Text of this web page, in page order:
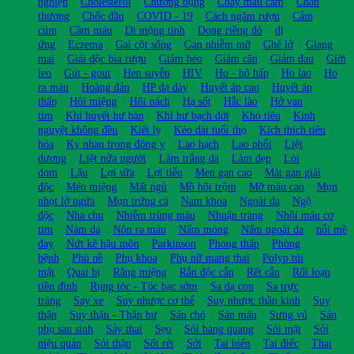
thương
Chốc đầu COVID - 19 Cách ngâm rượu
Cảm
cúm
Cầm máu Di mộng tinh Dong riềng đỏ
dị
ứng
Eczema Gai cột sống Gan nhiễm mỡ Ghẻ lở
Giang
mai
Giải độc bia rượu Giảm béo Giảm cân Giảm đau
Giời
leo
Gút - gout Hen suyễn HIV Ho - hô hấp Ho lao
Ho
ra máu
Hoàng đản HP dạ dày Huyết áp cao
Huyết áp
thấp
Hôi miệng Hôi nách Hạ sốt Hắc lào
Hở van
tim
Khí huyết hư hàn Khí hư bạch đới Khó tiêu
Kinh
nguyệt không đều
Kiết lỵ Kéo dài tuổi thọ
Kích thích tiêu
hóa
Kỵ nhau trong đông y Lao hạch Lao phổi
Liệt
dương
Liệt nửa người Làm trắng da Làm đẹp
Lòi
dom
Lậu Lợi sữa Lợi tiểu Men gan cao
Mát gan giải
độc
Méo miệng Mất ngủ Mồ hôi trộm Mỡ máu cao
Mụn
nhọt lở ngứa
Mụn trứng cá Nam khoa Ngoài da
Ngộ
độc
Nha chu Nhiễm trùng máu Nhuận tràng
Nhồi máu cơ
tim
Nám da Nôn ra máu Nấm móng Nấm ngoài da
nổi mề
đay
Nứt kẽ hậu môn Parkinson Phong thấp
Phòng
bệnh
Phù nề Phụ khoa Phụ nữ mang thai
Polyp túi
mật
Quai bị Răng miệng Rắn độc cắn Rết cắn
Rối loạn
tiền đình
Rụng tóc - Tóc bạc sớm Sa dạ con
Sa trực
tràng
Say xe Suy nhược cơ thể Suy nhược thần kinh
Suy
thận
Suy thận - Thận hư Sán chó Sán máu Sưng vú
Sản
phụ sau sinh
Sảy thai Sẹo Sỏi bàng quang Sỏi mật
Sỏi
niệu quản
Sỏi thận Sốt rét Sởi Tai biến Tai điếc
Thai